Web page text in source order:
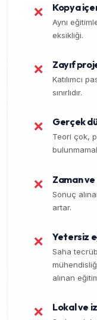
❌ Kopya
Aynı
eksikliği.
❌ Zayıf
Katılımcı
sınırlıdır.
❌ Gerçek
Teori çok,
❌ Zaman
Sonuç
artar.
❌ Yetersiz
Saha
alınan
❌ Lokal ve